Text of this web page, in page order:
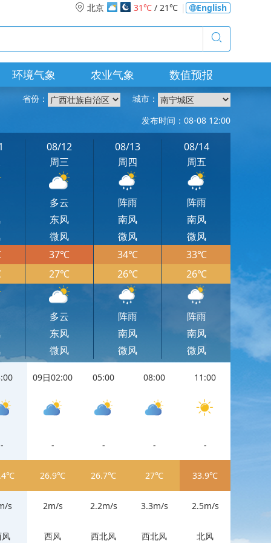
北京 31℃ / 21℃ English
环境气象 农业气象 数值预报
省份： 城市：
发布时间：08-08 12:00
08/12
周三
多云
东风
微风
37℃
27℃
多云
东风
微风
08/13
周四
阵雨
南风
微风
34℃
26℃
阵雨
南风
微风
08/14
周五
阵雨
南风
微风
33℃
26℃
阵雨
南风
微风
-
s
09日02:00
-
26.9℃
2m/s
西风
05:00
-
26.7℃
2.2m/s
西北风
08:00
-
27℃
3.3m/s
西北风
11:00
-
33.9℃
2.5m/s
北风